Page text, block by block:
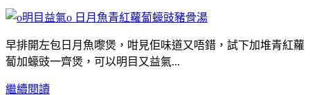
早排開左包日月魚嚟煲，咁見佢味道又唔錯，試下加堆青紅蘿
蔔加蠔豉一齊煲，可以明目又益氣...
繼續閱讀